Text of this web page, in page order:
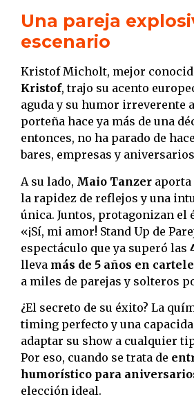
Una pareja
escenario
Kristof Micholt, mejor
Kristof, trajo su acento
aguda y su humor irreverente
porteña hace ya más de una
entonces, no ha parado de
bares, empresas y
A su lado, Maio Tanzer
la rapidez de reflejos y una
única. Juntos, protagonizan el
«¡Sí, mi amor! Stand Up de
espectáculo que ya superó las
lleva más de 5 años en
a miles de parejas y solteros
¿El secreto de su éxito? La
timing perfecto y una
adaptar su show a cualquier
Por eso, cuando se trata de
humorístico para
elección ideal.